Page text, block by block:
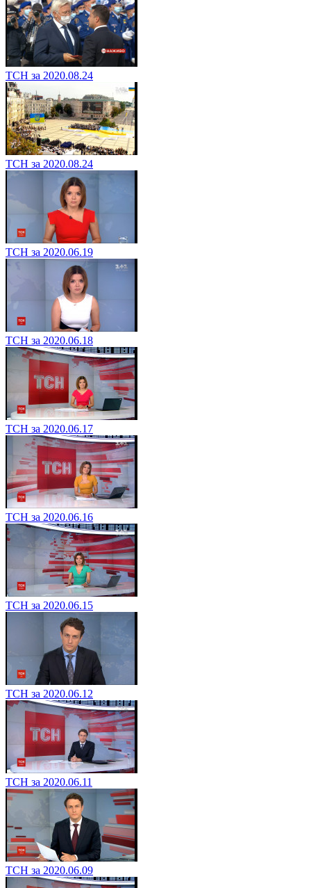
ТСН за 2020.08.24
ТСН за 2020.08.24
ТСН за 2020.06.19
ТСН за 2020.06.18
ТСН за 2020.06.17
ТСН за 2020.06.16
ТСН за 2020.06.15
ТСН за 2020.06.12
ТСН за 2020.06.11
ТСН за 2020.06.09